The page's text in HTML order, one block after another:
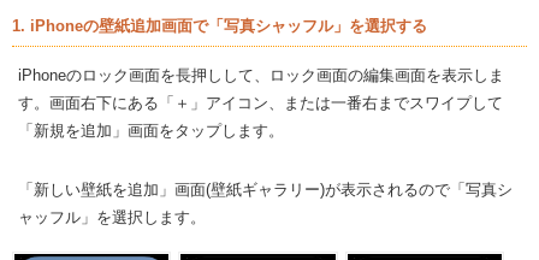
1. iPhoneの壁紙追加画面で「写真シャッフル」を選択する
iPhoneのロック画面を長押しして、ロック画面の編集画面を表示しま
す。画面右下にある「＋」アイコン、または一番右までスワイプして
「新規を追加」画面をタップします。
「新しい壁紙を追加」画面(壁紙ギャラリー)が表示されるので「写真シ
ャッフル」を選択します。